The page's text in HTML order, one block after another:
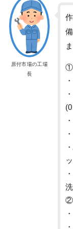
原付市場の工場
長
①
②